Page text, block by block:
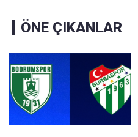
ÖNE ÇIKANLAR